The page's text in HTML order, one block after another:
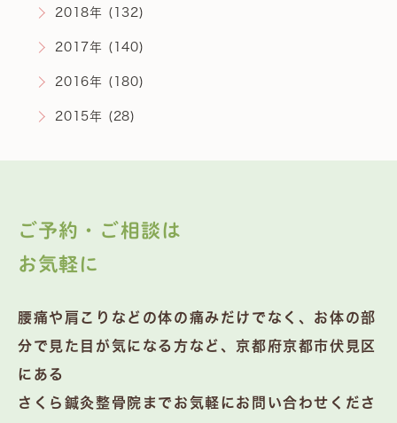
2018年 (132)
2017年 (140)
2016年 (180)
2015年 (28)
ご予約・ご相談は
お気軽に
腰痛や肩こりなどの体の痛みだけでなく、お体の部
分で見た目が気になる方など、京都府京都市伏見区
にある
さくら鍼灸整骨院までお気軽にお問い合わせくださ